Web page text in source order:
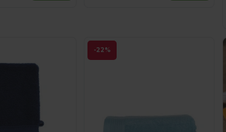
-22%